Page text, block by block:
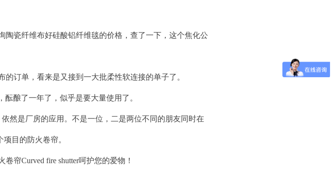
瓷纤维布好硅酸铝纤维毯的价格，查了一下，这个焦化公
订单，看来是又接到一大批柔性软连接的单子了。
酿了一年了，似乎是要大量使用了。
然是厂房的应用。不是一位，二是两位不同的朋友同时在
目的防火卷帘。
卷帘Curved fire shutter呵护您的爱物！